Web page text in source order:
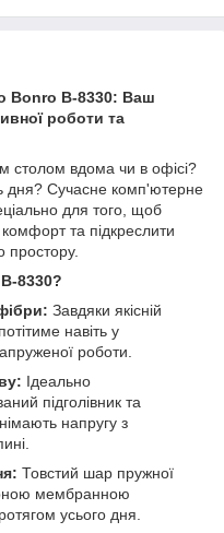
Bonro B-8330: Ваш
роботи та
столом вдома чи в офісі?
дня? Сучасне комп'ютерне
для того, щоб
та підкреслити
простору.
8330?
Завдяки якісній
навіть у
роботи.
Ідеально
підголівник та
напругу з
Товстий шар пружної
мембранною
усього дня.